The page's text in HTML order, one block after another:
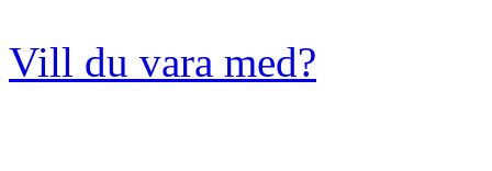
Vill du vara med?